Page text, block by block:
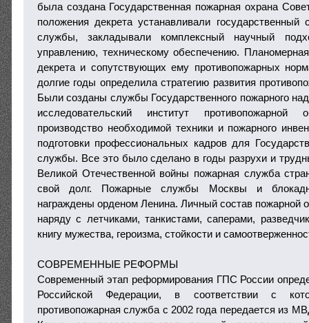
была создана Государственная пожарная охрана
положения декрета устанавливали государственный
службы, закладывали комплексный научный
управлению, техническому обеспечению.
декрета и сопутствующих ему противопожарных
долгие годы определила стратегию развития
Были созданы службы Государственного пожарного
исследовательский институт противопожарной
производство необходимой техники и пожарного
подготовки профессиональных кадров для
службы. Все это было сделано в годы разрухи и
Великой Отечественной войны пожарная служба
свой долг. Пожарные службы Москвы и
награждены орденом Ленина. Личный состав пожарной
наряду с летчиками, танкистами, саперами,
книгу мужества, героизма, стойкости и
СОВРЕМЕННЫЕ РЕФОРМЫ
Современный этап реформирования ГПС России
Российской Федерации, в соответствии с
противопожарная служба с 2002 года передается из